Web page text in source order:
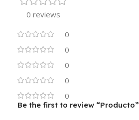
0 reviews
0
0
0
0
0
Be the first to review “Producto”